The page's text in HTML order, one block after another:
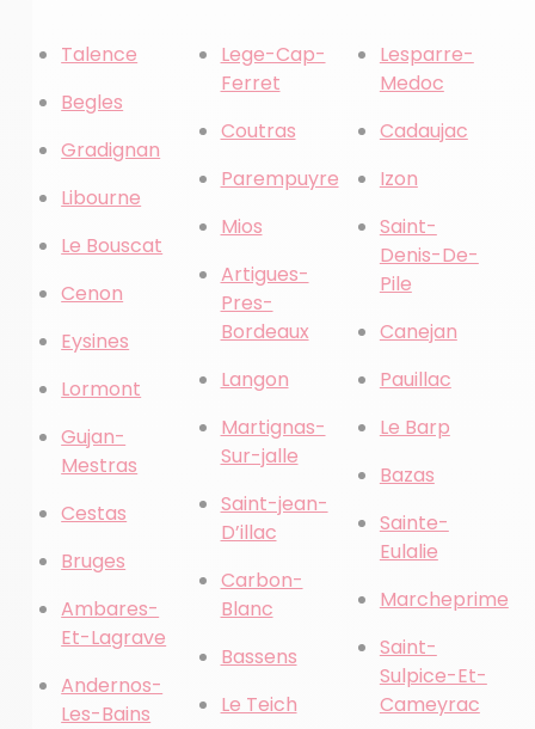
Talence
Begles
Gradignan
Libourne
Le Bouscat
Cenon
Eysines
Lormont
Gujan-
Mestras
Cestas
Bruges
Ambares-
Et-Lagrave
Andernos-
Les-Bains
Lege-Cap-
Ferret
Coutras
Parempuyre
Mios
Artigues-
Pres-
Bordeaux
Langon
Martignas-
Sur-jalle
Saint-jean-
D’illac
Carbon-
Blanc
Bassens
Le Teich
Lesparre-
Medoc
Cadaujac
Izon
Saint-
Denis-De-
Pile
Canejan
Pauillac
Le Barp
Bazas
Sainte-
Eulalie
Marcheprime
Saint-
Sulpice-Et-
Cameyrac